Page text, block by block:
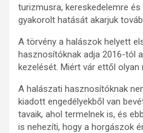
turizmusra, kereskedelemre
gyakorolt hatását akarjuk
A törvény a halászok helyett
hasznosítóknak adja 2016-tól
kezelését. Miért vár ettől olyan
A halászati hasznosítóknak
kiadott engedélyekből van
tavaik, ahol termelnek is, és
is nehezíti, hogy a horgászok